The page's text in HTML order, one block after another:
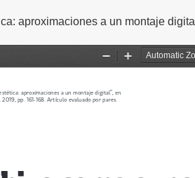
aproximaciones a un montaje digital